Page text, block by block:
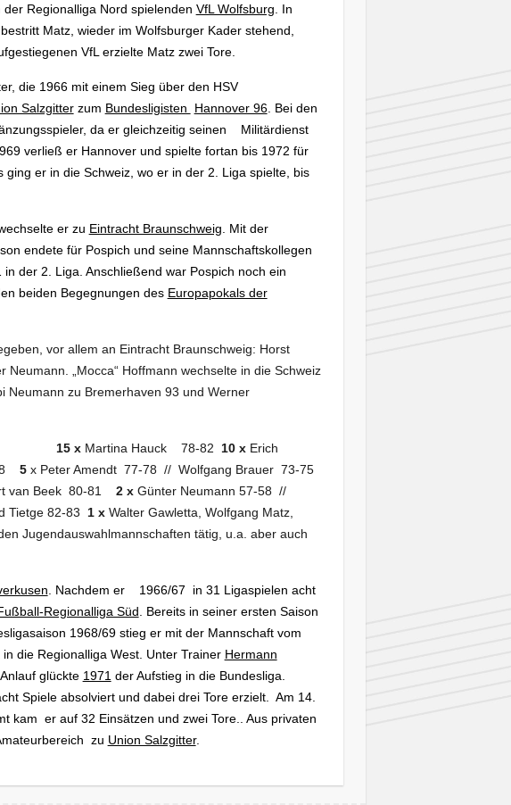
Regionalliga Nord spielenden VfL Wolfsburg . In
Matz, wieder im Wolfsburger Kader stehend,
VfL erzielte Matz zwei Tore.
die 1966 mit einem Sieg über den HSV
Salzgitterzum Bundesligisten Hannover 96. Bei den
da er gleichzeitig seinen Militärdienst
verließ er Hannover und spielte fortan bis 1972 für
er in die Schweiz, wo er in der 2. Liga spielte, bis
er zu Eintracht Braunschweig . Mit der
endete für Pospich und seine Mannschaftskollegen
der 2. Liga. Anschließend war Pospich noch ein
beiden Begegnungen des Europapokals der
vor allem an Eintracht Braunschweig: Horst
„Mocca“ Hoffmann wechselte in die Schweiz
Neumann zu Bremerhaven 93 und Werner
15 xMartina Hauck 78-82 10 xErich
5x Peter Amendt 77-78 // Wolfgang Brauer 73-75
van Beek 80-81 2 xGünter Neumann 57-58 //
Tietge 82-83 1 xWalter Gawletta, Wolfgang Matz,
Jugendauswahlmannschaften tätig, u.a. aber auch
. Nachdem er 1966/67 in 31 Ligaspielen acht
Regionalliga Süd . Bereits in seiner ersten Saison
1968/69 stieg er mit der Mannschaft vom
in die Regionalliga West. Unter Trainer Hermann
glückte 1971 der Aufstieg in die Bundesliga.
Spiele absolviert und dabei drei Tore erzielt. Am 14.
kam er auf 32 Einsätzen und zwei Tore.. Aus privaten
zu Union Salzgitter.